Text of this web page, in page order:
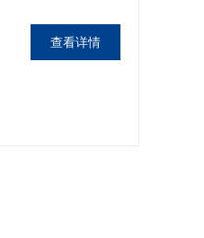
查看详情